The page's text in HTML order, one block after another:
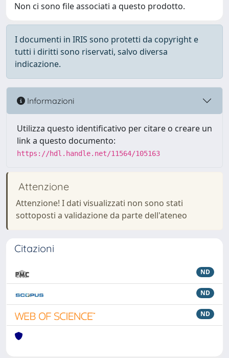
Non ci sono file associati a questo prodotto.
I documenti in IRIS sono protetti da copyright e
tutti i diritti sono riservati, salvo diversa
indicazione.
Informazioni
Utilizza questo identificativo per citare o creare un
link a questo documento:
https://hdl.handle.net/11564/105163
Attenzione
Attenzione! I dati visualizzati non sono stati
sottoposti a validazione da parte dell'ateneo
Citazioni
ND
ND
ND